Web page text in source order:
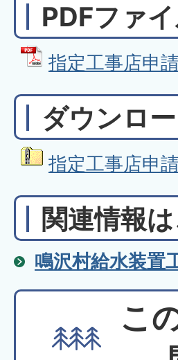
PDFファ
指定工事店申
ダウンロ
指定工事店申
関連情報
鳴沢村給水装置
こ